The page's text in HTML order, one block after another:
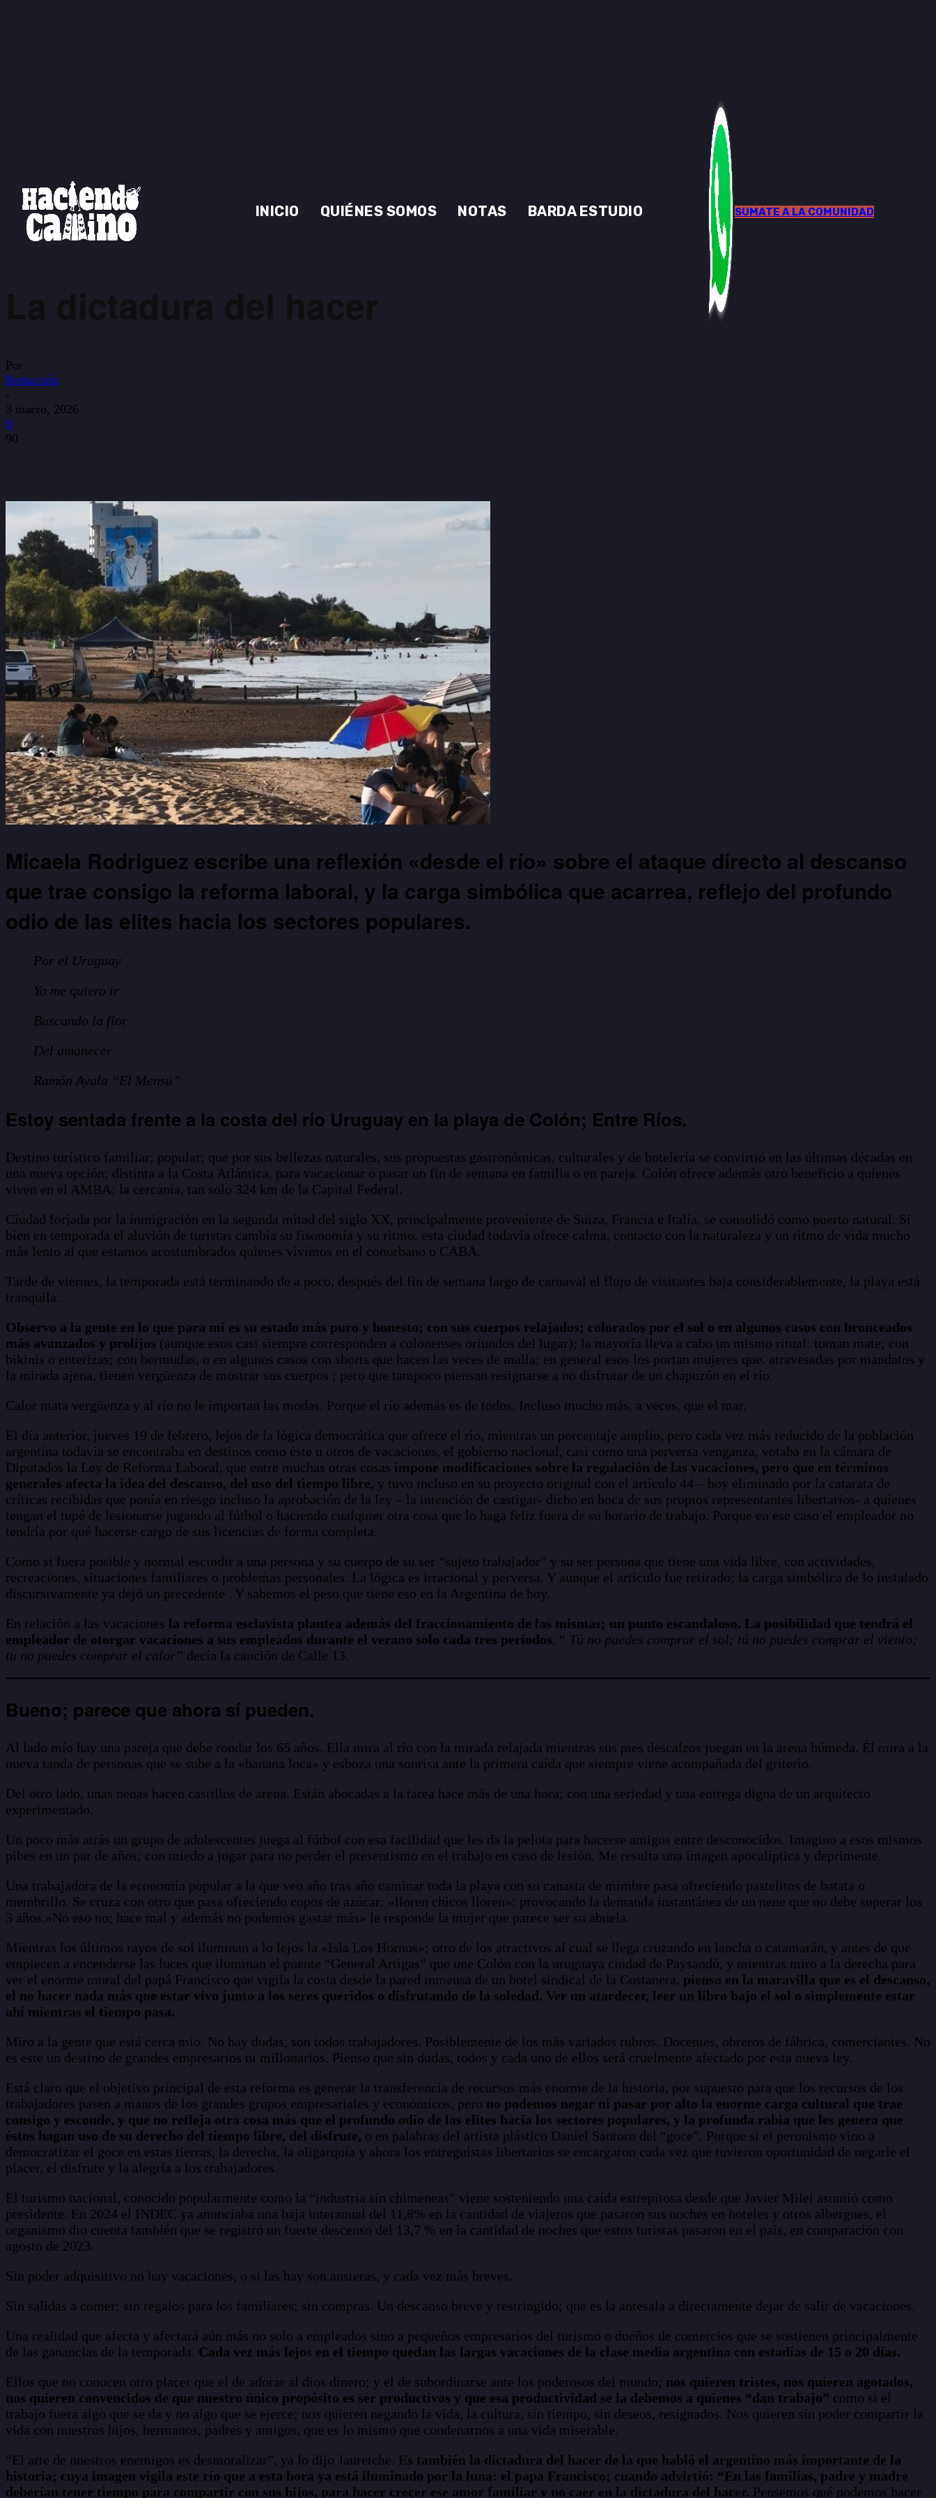
INICIO QUIÉNES SOMOS NOTAS BARDA ESTUDIO SUMATE A LA COMUNIDAD
Por
Redacción
-
3 marzo, 2026
0
90
Micaela Rodriguez escribe una reflexión «desde el río» sobre el ataque directo al descanso
que trae consigo la reforma laboral, y la carga simbólica que acarrea, reflejo del profundo
odio de las elites hacia los sectores populares.
Por el Uruguay
Yo me quiero ir
Buscando la flor
Del amanecer
Ramón Ayala “El Mensu”
Estoy sentada frente a la costa del río Uruguay en la playa de Colón; Entre Ríos.
Destino turístico familiar; popular; que por sus bellezas naturales, sus propuestas gastronómicas, culturales y de hotelería se convirtió en las últimas décadas en
una nueva opción; distinta a la Costa Atlántica, para vacacionar o pasar un fin de semana en familia o en pareja. Colón ofrece además otro beneficio a quienes
viven en el AMBA: la cercanía, tan solo 324 km de la Capital Federal.
Ciudad forjada por la inmigración en la segunda mitad del siglo XX, principalmente proveniente de Suiza, Francia e Italia, se consolidó como puerto natural. Si
bien en temporada el aluvión de turistas cambia su fisonomía y su ritmo, esta ciudad todavía ofrece calma, contacto con la naturaleza y un ritmo de vida mucho
más lento al que estamos acostumbrados quienes vivimos en el conurbano o CABA.
Tarde de viernes, la temporada está terminando de a poco, después del fin de semana largo de carnaval el flujo de visitantes baja considerablemente, la playa está
tranquila.
Observo a la gente en lo que para mí es su estado más puro y honesto; con sus cuerpos relajados; colorados por el sol o en algunos casos con bronceados
más avanzados y prolijos (aunque esos casi siempre corresponden a colonenses oriundos del lugar); la mayoría lleva a cabo un mismo ritual: toman mate; con
bikinis o enterizas; con bermudas, o en algunos casos con shorts que hacen las veces de malla; en general esos los portan mujeres que. atravesadas por mandatos y
la mirada ajena, tienen vergüenza de mostrar sus cuerpos ; pero que tampoco piensan resignarse a no disfrutar de un chapuzón en el río.
Calor mata vergüenza y al río no le importan las modas. Porque el río además es de todos. Incluso mucho más, a veces, que el mar.
El día anterior, jueves 19 de febrero, lejos de la lógica democrática que ofrece el río, mientras un porcentaje amplio, pero cada vez más reducido de la población
argentina todavía se encontraba en destinos como éste u otros de vacaciones, el gobierno nacional, casi como una perversa venganza, votaba en la cámara de
Diputados la Ley de Reforma Laboral, que entre muchas otras cosas impone modificaciones sobre la regulación de las vacaciones, pero que en términos
generales afecta la idea del descanso, del uso del tiempo libre, y tuvo incluso en su proyecto original con el artículo 44 – hoy eliminado por la catarata de
críticas recibidas que ponía en riesgo incluso la aprobación de la ley – la intención de castigar- dicho en boca de sus propios representantes libertarios- a quienes
tengan el tupé de lesionarse jugando al fútbol o haciendo cualquier otra cosa que lo haga feliz fuera de su horario de trabajo. Porque en ese caso el empleador no
tendría por qué hacerse cargo de sus licencias de forma completa.
Como si fuera posible y normal escindir a una persona y su cuerpo de su ser “sujeto trabajador” y su ser persona que tiene una vida libre, con actividades,
recreaciones, situaciones familiares o problemas personales. La lógica es irracional y perversa. Y aunque el artículo fue retirado; la carga simbólica de lo instalado
discursivamente ya dejó un precedente . Y sabemos el peso que tiene eso en la Argentina de hoy.
En relación a las vacaciones la reforma esclavista plantea además del fraccionamiento de las mismas; un punto escandaloso. La posibilidad que tendrá el
empleador de otorgar vacaciones a sus empleados durante el verano solo cada tres períodos. “ Tú no puedes comprar el sol; tú no puedes comprar el viento;
tu no puedes comprar el calor” decía la canción de Calle 13.
Bueno; parece que ahora sí pueden.
Al lado mío hay una pareja que debe rondar los 65 años. Ella mira al río con la mirada relajada mientras sus pies descalzos juegan en la arena húmeda. Él mira a la
nueva tanda de personas que se sube a la «banana loca» y esboza una sonrisa ante la primera caída que siempre viene acompañada del griterío.
Del otro lado, unas nenas hacen castillos de arena. Están abocadas a la tarea hace más de una hora; con una seriedad y una entrega digna de un arquitecto
experimentado.
Un poco más atrás un grupo de adolescentes juega al fútbol con esa facilidad que les da la pelota para hacerse amigos entre desconocidos. Imagino a esos mismos
pibes en un par de años; con miedo a jugar para no perder el presentismo en el trabajo en caso de lesión. Me resulta una imagen apocalíptica y deprimente.
Una trabajadora de la economía popular a la que veo año tras año caminar toda la playa con su canasta de mimbre pasa ofreciendo pastelitos de batata o
membrillo. Se cruza con otro que pasa ofreciendo copos de azúcar: «lloren chicos lloren»; provocando la demanda instantánea de un nene que no debe superar los
3 años.»No eso no; hace mal y además no podemos gastar más» le responde la mujer que parece ser su abuela.
Mientras los últimos rayos de sol iluminan a lo lejos la «Isla Los Hornos»; otro de los atractivos al cual se llega cruzando en lancha o catamarán, y antes de que
empiecen a encenderse las luces que iluminan el puente “General Artigas” que une Colón con la uruguaya ciudad de Paysandú, y mientras miro a la derecha para
ver el enorme mural del papá Francisco que vigila la costa desde la pared inmensa de un hotel sindical de la Costanera, pienso en la maravilla que es el descanso,
el no hacer nada más que estar vivo junto a los seres queridos o disfrutando de la soledad. Ver un atardecer, leer un libro bajo el sol o simplemente estar
ahí mientras el tiempo pasa.
Miro a la gente que está cerca mío. No hay dudas, son todos trabajadores. Posiblemente de los más variados rubros. Docentes, obreros de fábrica, comerciantes. No
es este un destino de grandes empresarios ni millonarios. Pienso que sin dudas, todos y cada uno de ellos será cruelmente afectado por esta nueva ley.
Está claro que el objetivo principal de esta reforma es generar la transferencia de recursos más enorme de la historia, por supuesto para que los recursos de los
trabajadores pasen a manos de los grandes grupos empresariales y económicos, pero no podemos negar ni pasar por alto la enorme carga cultural que trae
consigo y esconde, y que no refleja otra cosa más que el profundo odio de las elites hacia los sectores populares, y la profunda rabia que les genera que
éstos hagan uso de su derecho del tiempo libre, del disfrute, o en palabras del artista plástico Daniel Santoro del “goce”. Porque si el peronismo vino a
democratizar el goce en estas tierras, la derecha, la oligarquía y ahora los entreguistas libertarios se encargaron cada vez que tuvieron oportunidad de negarle el
placer, el disfrute y la alegría a los trabajadores.
El turismo nacional, conocido popularmente como la “industria sin chimeneas” viene sosteniendo una caída estrepitosa desde que Javier Milei asumió como
presidente. En 2024 el INDEC ya anunciaba una baja interanual del 11,8% en la cantidad de viajeros que pasaron sus noches en hoteles y otros albergues, el
organismo dio cuenta también que se registró un fuerte descenso del 13,7 % en la cantidad de noches que estos turistas pasaron en el país, en comparación con
agosto de 2023.
Sin poder adquisitivo no hay vacaciones, o si las hay son austeras, y cada vez más breves.
Sin salidas a comer; sin regalos para los familiares; sin compras. Un descanso breve y restringido; que es la antesala a directamente dejar de salir de vacaciones.
Una realidad que afecta y afectará aún más no solo a empleados sino a pequeños empresarios del turismo o dueños de comercios que se sostienen principalmente
de las ganancias de la temporada. Cada vez más lejos en el tiempo quedan las largas vacaciones de la clase media argentina con estadías de 15 o 20 días.
Ellos que no conocen otro placer que el de adorar al dios dinero; y el de subordinarse ante los poderosos del mundo; nos quieren tristes, nos quieren agotados,
nos quieren convencidos de que nuestro único propósito es ser productivos y que esa productividad se la debemos a quienes “dan trabajo” como si el
trabajo fuera algo que se da y no algo que se ejerce; nos quieren negando la vida, la cultura, sin tiempo, sin deseos, resignados. Nos quieren sin poder compartir la
vida con nuestros hijos, hermanos, padres y amigos, que es lo mismo que condenarnos a una vida miserable.
“El arte de nuestros enemigos es desmoralizar”, ya lo dijo Jauretche. Es también la dictadura del hacer de la que habló el argentino más importante de la
historia; cuya imagen vigila este río que a esta hora ya está iluminado por la luna: el papa Francisco; cuando advirtió: “En las familias, padre y madre
deberían tener tiempo para compartir con sus hijos, para hacer crecer ese amor familiar y no caer en la dictadura del hacer. Pensemos qué podemos hacer